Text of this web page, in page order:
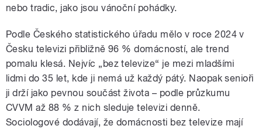
nebo tradic, jako jsou vánoční pohádky.
Podle Českého statistického úřadu mělo v roce 2024 v
Česku televizi přibližně 96 % domácností, ale trend
pomalu klesá. Nejvíc „bez televize“ je mezi mladšími
lidmi do 35 let, kde ji nemá už každý pátý. Naopak senioři
ji drží jako pevnou součást života – podle průzkumu
CVVM až 88 % z nich sleduje televizi denně.
Sociologové dodávají, že domácnosti bez televize mají